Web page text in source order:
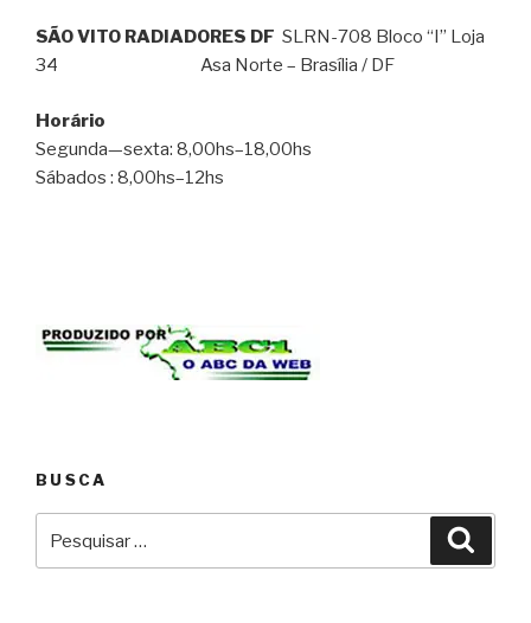
SÃO VITO RADIADORES DF SLRN-708 Bloco “I” Loja
34 Asa Norte – Brasília / DF
Horário
Segunda—sexta: 8,00hs–18,00hs
Sábados : 8,00hs–12hs
BUSCA